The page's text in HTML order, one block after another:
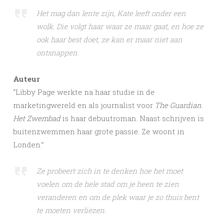
Het mag dan lente zijn, Kate leeft onder een
wolk. Die volgt haar waar ze maar gaat, en hoe ze
ook haar best doet, ze kan er maar niet aan
ontsnappen.
Auteur
“Libby Page werkte na haar studie in de
marketingwereld en als journalist voor The Guardian.
Het Zwembadis haar debuutroman. Naast schrijven is
buitenzwemmen haar grote passie. Ze woont in
Londen.”
Ze probeert zich in te denken hoe het moet
voelen om de hele stad om je heen te zien
veranderen en om de plek waar je zo thuis bent
te moeten verliezen.